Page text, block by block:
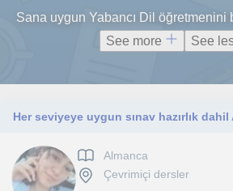
Sana uygun Yabancı Dil
See more
See
Almanca
Çevrimiçi dersler